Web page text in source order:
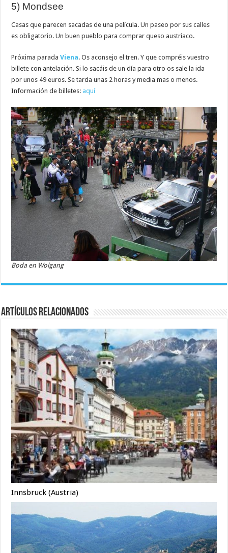
5) Mondsee
Casas que parecen sacadas de una película. Un paseo por sus calles
es obligatorio. Un buen pueblo para comprar queso austriaco.
Próxima paradaViena. Os aconsejo el tren. Y que compréis vuestro
billete con antelación. Si lo sacáis de un día para otro os sale la ida
por unos 49 euros. Se tarda unas 2 horas y media mas o menos.
Información de billetes: aquí
Boda en Wolgang
Artículos relacionados
Innsbruck (Austria)